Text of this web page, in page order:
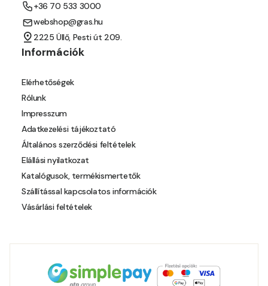
+36 70 533 3000
webshop@gras.hu
2225 Üllő, Pesti út 209.
Információk
Elérhetőségek
Rólunk
Impresszum
Adatkezelési tájékoztató
Általános szerződési feltételek
Elállási nyilatkozat
Katalógusok, termékismertetők
Szállítással kapcsolatos információk
Vásárlási feltételek